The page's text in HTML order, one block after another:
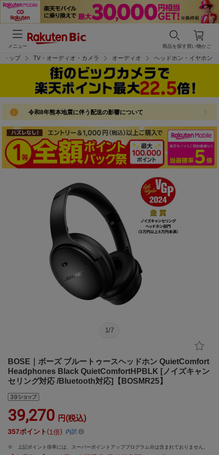
買い物かご
商品を探す
メニュー
トップ TV・オーディオ・カメラ オーディオ ヘッドホン・イヤホン
令和8年熊本地震に伴う配送の影響について
1 /7
BOSE｜ボーズ ブルートゥースヘッドホン QuietComfort
Headphones Black QuietComfortHPBLK [ノイズキャン
セリング対応 /Bluetooth対応]【BOSMR25】
39,270 円(税込)
357ポイント 1倍 内訳
上記ポイント倍率には、スーパーポイントアッププログラム分は含まれておりません。